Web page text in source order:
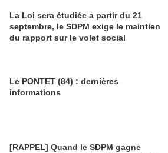
La Loi sera étudiée a partir du 21
septembre, le SDPM exige le maintien
du rapport sur le volet social
Le PONTET (84) : dernières
informations
[RAPPEL] Quand le SDPM gagne